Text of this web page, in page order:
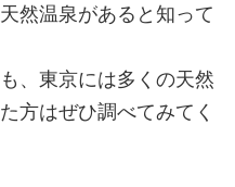
然温泉があると知って
、東京には多くの天然
方はぜひ調べてみてく